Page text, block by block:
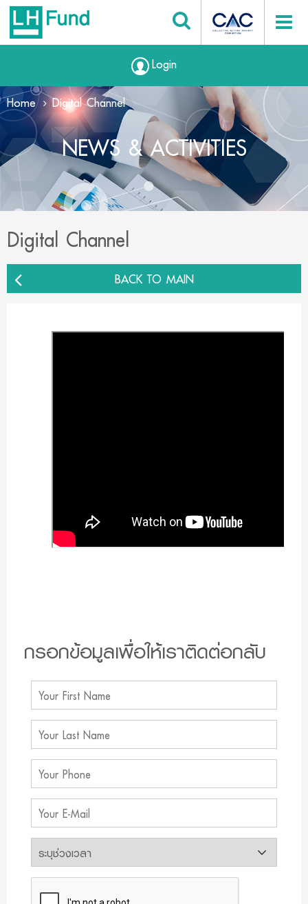
Login
NEWS & ACTIVITIES
Home Digital Channel
Digital Channel
BACK TO MAIN
กรอกข้อมูลเพื่อให้เราติดต่อกลับ